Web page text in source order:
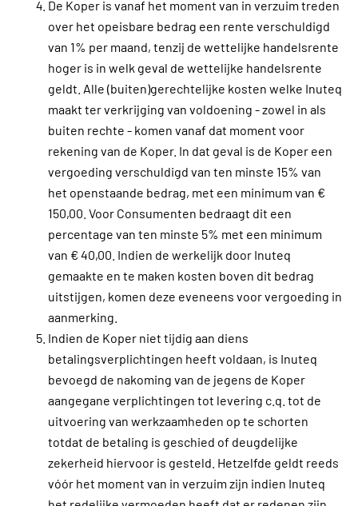
De Koper is vanaf het moment van in verzuim treden
over het opeisbare bedrag een rente verschuldigd
van 1% per maand, tenzij de wettelijke handelsrente
hoger is in welk geval de wettelijke handelsrente
geldt. Alle (buiten)gerechtelijke kosten welke Inuteq
maakt ter verkrijging van voldoening - zowel in als
buiten rechte - komen vanaf dat moment voor
rekening van de Koper. In dat geval is de Koper een
vergoeding verschuldigd van ten minste 15% van
het openstaande bedrag, met een minimum van €
150,00. Voor Consumenten bedraagt dit een
percentage van ten minste 5% met een minimum
van € 40,00. Indien de werkelijk door Inuteq
gemaakte en te maken kosten boven dit bedrag
uitstijgen, komen deze eveneens voor vergoeding in
aanmerking.
Indien de Koper niet tijdig aan diens
betalingsverplichtingen heeft voldaan, is Inuteq
bevoegd de nakoming van de jegens de Koper
aangegane verplichtingen tot levering c.q. tot de
uitvoering van werkzaamheden op te schorten
totdat de betaling is geschied of deugdelijke
zekerheid hiervoor is gesteld. Hetzelfde geldt reeds
vóór het moment van in verzuim zijn indien Inuteq